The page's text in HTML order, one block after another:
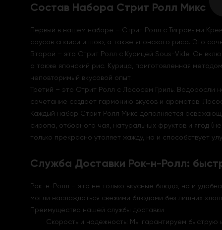
Состав Набора Стрит Ролл Микс
Первый в нашем наборе – Стрит Ролл с Тигровыми
соусов спайси и шою, а также японского риса. Это
Второй – это Стрит Ролл с Курицей Sous-Vide. Он
а также японский рис. Курица, приготовленная
неповторимый вкусовой опыт.
Третий – это Стрит Ролл с Лососем Гриль. Водоросли
сочетание создает гармонию вкусов и ароматов.
Каждый набор Стрит Ролл Микс дополняется
сиропа, отборного чая, натуральных фруктов и ягод
только прекрасно утоляет жажду, но и способствует
Служба Доставки Рок-н-Ролл:
Рок-н-Ролл – это не только вкусные блюда, но и
могли наслаждаться свежими блюдами без лишних
Преимущества нашей службы доставки
Скорость и надежность: Мы гарантируем